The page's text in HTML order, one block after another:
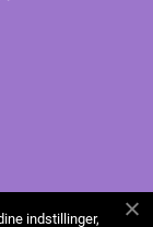
indstillinger,